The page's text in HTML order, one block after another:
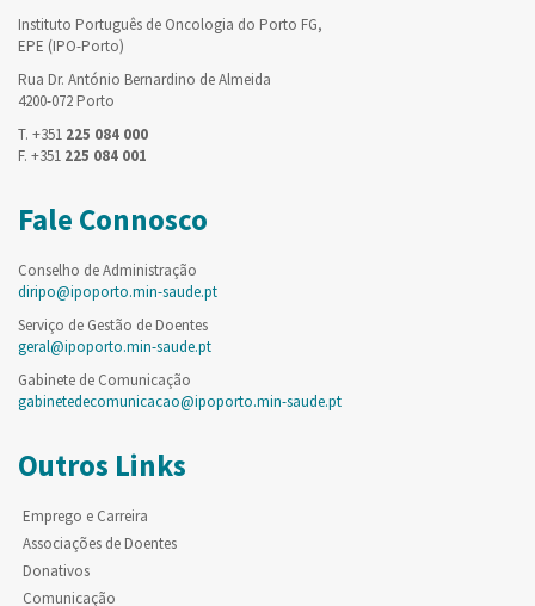
Instituto Português de Oncologia do Porto FG,
EPE (IPO-Porto)
Rua Dr. António Bernardino de Almeida
4200-072 Porto
T. +351 225 084 000
F. +351 225 084 001
Fale Connosco
Conselho de Administração
diripo@ipoporto.min-saude.pt
Serviço de Gestão de Doentes
geral@ipoporto.min-saude.pt
Gabinete de Comunicação
gabinetedecomunicacao@ipoporto.min-saude.pt
Outros Links
Emprego e Carreira
Associações de Doentes
Donativos
Comunicação